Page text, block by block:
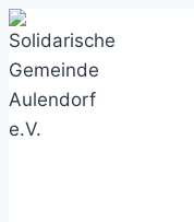
Zum
Inhalt
springen